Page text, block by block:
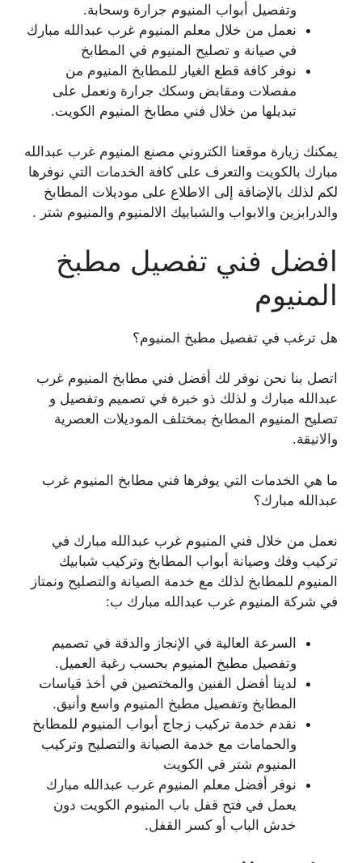
وتفصيل أبواب المنيوم جرارة وسحابة.
نعمل من خلال معلم المنيوم غرب عبدالله مبارك
في صيانة و تصليح المنيوم في المطابخ
نوفر كافة قطع الغيار للمطابخ المنيوم من
مفصلات ومقابض وسكك جرارة ونعمل على
تبديلها من خلال فني مطابخ المنيوم الكويت.
يمكنك زيارة موقعنا الكتروني مصنع المنيوم غرب عبدالله
مبارك بالكويت والتعرف على كافة الخدمات التي نوفرها
لكم لذلك بالإضافة إلى الاطلاع على موديلات المطابخ
والدرابزين والابواب والشبابيك الالمنيوم والمنيوم شتر .
افضل فني تفصيل مطبخ
المنيوم
هل ترغب في تفصيل مطبخ المنيوم؟
اتصل بنا نحن نوفر لك أفضل فني مطابخ المنيوم غرب
عبدالله مبارك و لذلك ذو خبرة في تصميم وتفصيل و
تصليح المنيوم المطابخ بمختلف الموديلات العصرية
والانيقة.
ما هي الخدمات التي يوفرها فني مطابخ المنيوم غرب
عبدالله مبارك؟
نعمل من خلال فني المنيوم غرب عبدالله مبارك في
تركيب وفك وصيانة أبواب المطابخ وتركيب شبابيك
المنيوم للمطابخ لذلك مع خدمة الصيانة والتصليح ونمتاز
في شركة المنيوم غرب عبدالله مبارك ب:
السرعة العالية في الإنجاز والدقة في تصميم
وتفصيل مطبخ المنيوم بحسب رغبة العميل.
لدينا أفضل الفنين والمختصين في أخذ قياسات
المطابخ وتفصيل مطبخ المنيوم واسع وأنيق.
نقدم خدمة تركيب زجاج أبواب المنيوم للمطابخ
والحمامات مع خدمة الصيانة والتصليح وتركيب
المنيوم شتر في الكويت
نوفر أفضل معلم المنيوم غرب عبدالله مبارك
يعمل في فتح قفل باب المنيوم الكويت دون
خدش الباب أو كسر القفل.